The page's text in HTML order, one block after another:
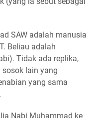
SAW adalah manusia
Beliau adalah
Tidak ada replika,
lain yang
yang sama
Nabi Muhammad ke